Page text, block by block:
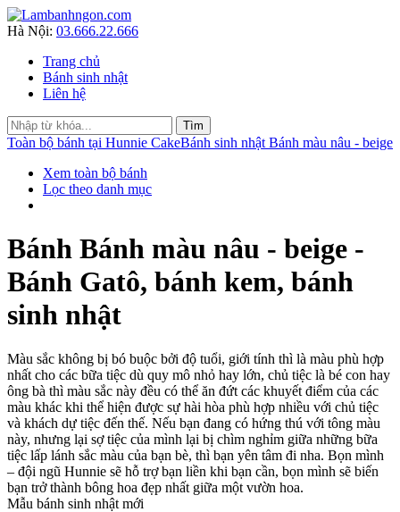
Hà Nội: 03.666.22.666
Trang chủ
Bánh sinh nhật
Liên hệ
Toàn bộ bánh tại Hunnie CakeBánh sinh nhật Bánh màu nâu - beige
Xem toàn bộ bánh
Lọc theo danh mục
Bánh Bánh màu nâu - beige -
Bánh Gatô, bánh kem, bánh
sinh nhật
Màu sắc không bị bó buộc bởi độ tuổi, giới tính thì là màu phù hợp
nhất cho các bữa tiệc dù quy mô nhỏ hay lớn, chủ tiệc là bé con hay
ông bà thì màu sắc này đều có thể ăn đứt các khuyết điểm của các
màu khác khi thể hiện được sự hài hòa phù hợp nhiều với chủ tiệc
và khách dự tiệc đến thế. Nếu bạn đang có hứng thú với tông màu
này, nhưng lại sợ tiệc của mình lại bị chìm nghỉm giữa những bữa
tiệc lấp lánh sắc màu của bạn bè, thì bạn yên tâm đi nha. Bọn mình
– đội ngũ Hunnie sẽ hỗ trợ bạn liền khi bạn cần, bọn mình sẽ biến
bạn trở thành bông hoa đẹp nhất giữa một vườn hoa.
Mẫu bánh sinh nhật mới